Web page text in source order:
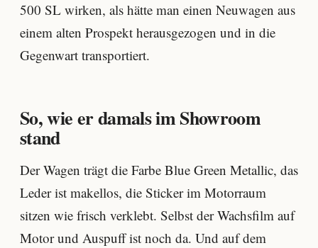
500 SL wirken, als hätte man einen Neuwagen aus
einem alten Prospekt herausgezogen und in die
Gegenwart transportiert.
So, wie er damals im Showroom
stand
Der Wagen trägt die Farbe Blue Green Metallic, das
Leder ist makellos, die Sticker im Motorraum
sitzen wie frisch verklebt. Selbst der Wachsfilm auf
Motor und Auspuff ist noch da. Und auf dem